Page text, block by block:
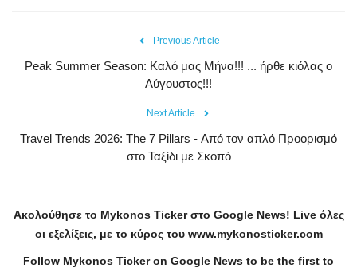
Previous Article
Peak Summer Season: Kαλό μας Μήνα!!! ... ήρθε κιόλας ο
Αύγουστος!!!
Next Article
Travel Trends 2026: The 7 Pillars - Από τον απλό Προορισμό
στο Ταξίδι με Σκοπό
Ακολούθησε το Mykonos Tickerστο Google News! Liveόλες
οι εξελίξεις, με το κύρος του www.mykonosticker.com
Follow Mykonos Ticker on Google News to be the first to